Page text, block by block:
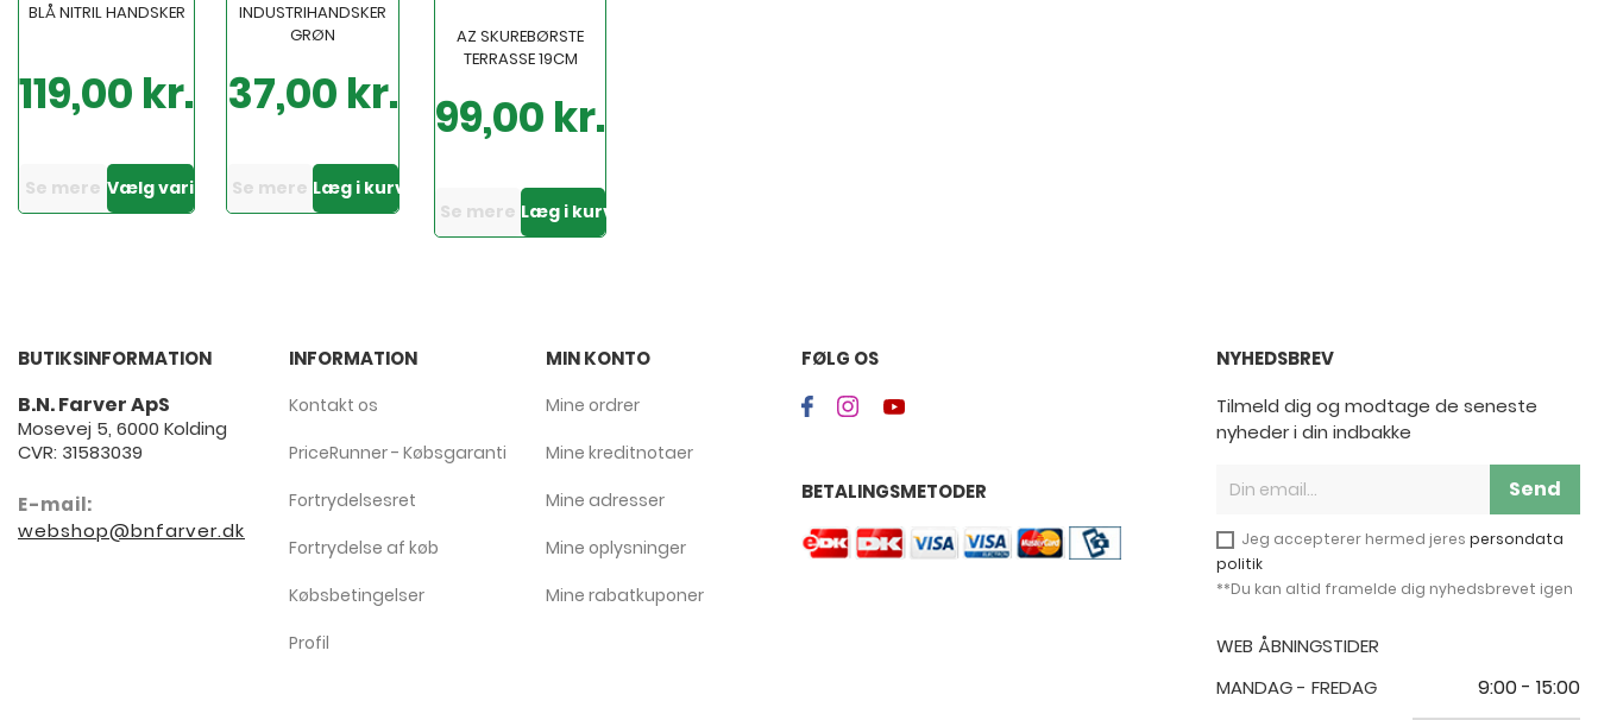
BLÅ NITRIL HANDSKER
Pris
119,00 kr.
Se mere Vælg variant
INDUSTRIHANDSKER
GRØN
Pris
37,00 kr.
Se mere Læg i kurven
AZ SKUREBØRSTE
TERRASSE 19CM
Pris
99,00 kr.
Se mere Læg i kurven
BUTIKSINFORMATION
B.N. Farver ApS
Mosevej 5, 6000 Kolding
CVR: 31583039
E-mail:
webshop@bnfarver.dk
INFORMATION
Kontakt os
PriceRunner - Købsgaranti
Fortrydelsesret
Fortrydelse af køb
Købsbetingelser
Profil
MIN KONTO
Mine ordrer
Mine kreditnotaer
Mine adresser
Mine oplysninger
Mine rabatkuponer
FØLG OS
BETALINGSMETODER
NYHEDSBREV
Tilmeld dig og modtage de seneste
nyheder i din indbakke
Send
Jeg accepterer hermed jeres persondata
politik
**Du kan altid framelde dig nyhedsbrevet igen
WEB ÅBNINGSTIDER
MANDAG - FREDAG
9:00 - 15:00